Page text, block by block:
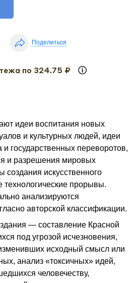
Поделиться
по 324.75 ₽
идеи воспитания новых
и культурных людей, идеи
государственных переворотов,
и разрешения мировых
создания искусственного
технологические прорывы.
анализируются
авторской классификации.
— составление Красной
под угрозой исчезновения,
исходный смысл или
анализ «токсичных» идей,
человечеству,